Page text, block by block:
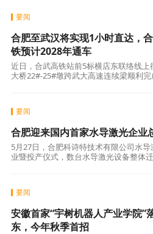
要闻
合肥至武汉将实现1小时直达，
铁预计2028年通车
近日，合武高铁站前5标横店东联络线上
大桥22#-25#墩跨武大高速连续梁顺利完
要闻
合肥迎来国内首家水导激光企业
5月27日，合肥科诗特技术有限公司水
业暨投产仪式，数台水导激光设备整体
要闻
安徽首家“宇树机器人产业学院”
东，今年秋季首招